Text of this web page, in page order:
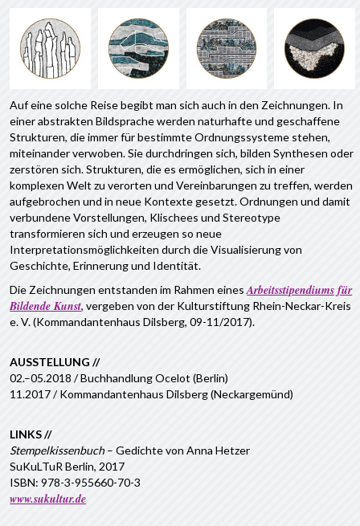
Auf eine solche Reise begibt man sich auch in den Zeichnungen. In
einer abstrakten Bildsprache werden naturhafte und geschaffene
Strukturen, die immer für bestimmte Ordnungssysteme stehen,
miteinander verwoben. Sie durchdringen sich, bilden Synthesen oder
zerstören sich. Strukturen, die es ermöglichen, sich in einer
komplexen Welt zu verorten und Vereinbarungen zu treffen, werden
aufgebrochen und in neue Kontexte gesetzt. Ordnungen und damit
verbundene Vorstellungen, Klischees und Stereotype
transformieren sich und erzeugen so neue
Interpretationsmöglichkeiten durch die Visualisierung von
Geschichte, Erinnerung und Identität.
Die Zeichnungen entstanden im Rahmen einesArbeitsstipendiums für
Bildende Kunst, vergeben von der Kulturstiftung Rhein-Neckar-Kreis
e. V. (Kommandantenhaus Dilsberg, 09-11/2017).
AUSSTELLUNG //
02.–05.2018 / Buchhandlung Ocelot (Berlin)
11.2017 / Kommandantenhaus Dilsberg (Neckargemünd)
LINKS //
Stempelkissenbuch– Gedichte von Anna Hetzer
SuKuLTuR Berlin, 2017
ISBN: 978-3-955660-70-3
www.sukultur.de